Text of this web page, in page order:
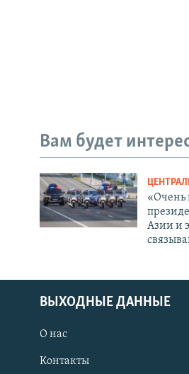
Вам будет
«Очень
Азии и
ВЫХОДНЫЕ ДАННЫЕ
О нас
Контакты